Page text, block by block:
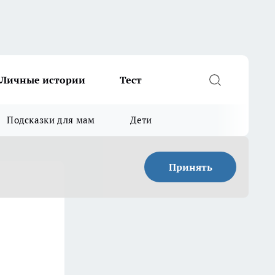
Личные истории Тест
Подсказки для мам Дети
Принять